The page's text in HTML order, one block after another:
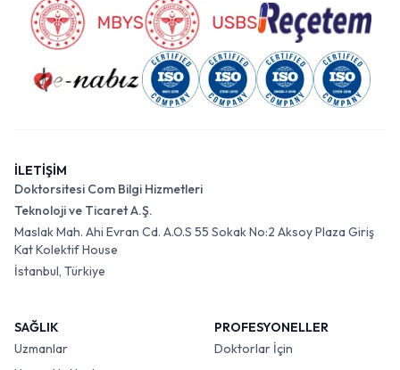
İLETİŞİM
Doktorsitesi Com Bilgi Hizmetleri
Teknoloji ve Ticaret A.Ş.
Maslak Mah. Ahi Evran Cd. A.O.S 55 Sokak No:2 Aksoy Plaza Giriş
Kat Kolektif House
İstanbul, Türkiye
SAĞLIK
Uzmanlar
PROFESYONELLER
Doktorlar İçin